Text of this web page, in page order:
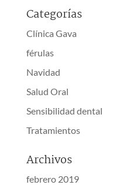
Categorías
Clínica Gava
férulas
Navidad
Salud Oral
Sensibilidad dental
Tratamientos
Archivos
febrero 2019